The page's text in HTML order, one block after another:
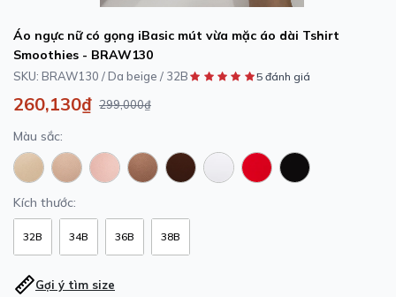
Áo ngực nữ có gọng iBasic mút vừa mặc áo dài Tshirt
Smoothies - BRAW130
SKU: BRAW130 / Da beige / 32B 5 đánh giá
260,130₫ 299,000₫
Màu sắc:
Kích thước:
32B 34B 36B 38B
Gợi ý tìm size